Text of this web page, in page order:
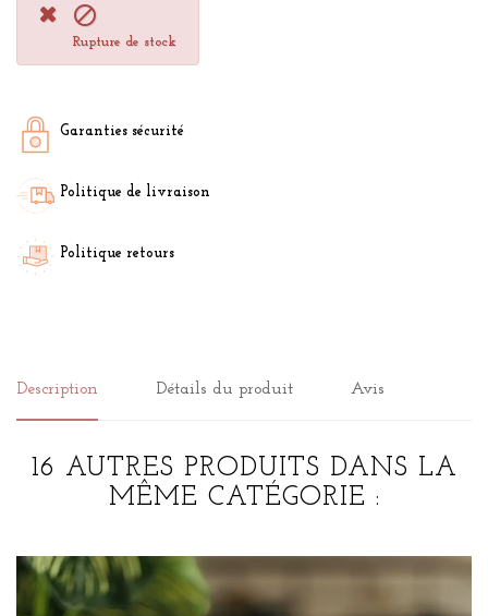

Rupture de stock
Garanties sécurité
Politique de livraison
Politique retours
Description Détails du produit Avis
16 AUTRES PRODUITS DANS LA
MÊME CATÉGORIE :